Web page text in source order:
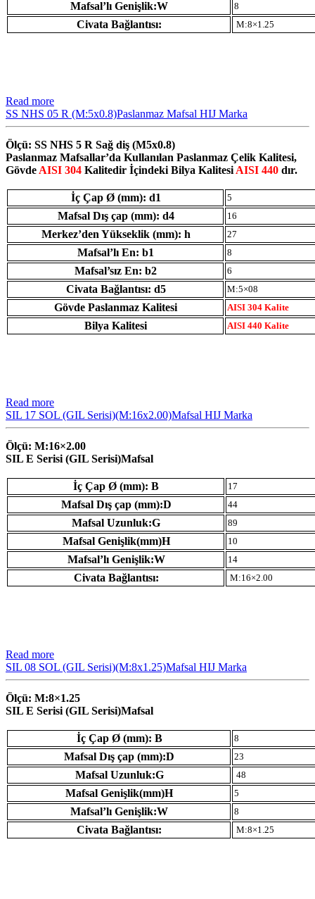
Mafsal’lı Genişlik:W 8
Civata Bağlantısı: M:8×1.25
Read more
SS NHS 05 R (M:5x0.8)Paslanmaz Mafsal HIJ Marka
Ölçü: SS NHS 5 R Sağ diş (M5x0.8)
Paslanmaz Mafsallar’da Kullanılan Paslanmaz Çelik Kalitesi,
Gövde AISI 304 Kalitedir İçindeki Bilya Kalitesi AISI 440 dır.
İç Çap Ø (mm): d1 5
Mafsal Dış çap (mm): d4 16
Merkez’den Yükseklik (mm): h 27
Mafsal’lı En: b1 8
Mafsal’sız En: b2 6
Civata Bağlantısı: d5 M:5×08
Gövde Paslanmaz Kalitesi AISI 304 Kalite
Bilya Kalitesi AISI 440 Kalite
Read more
SIL 17 SOL (GIL Serisi)(M:16x2.00)Mafsal HIJ Marka
Ölçü: M:16×2.00
SIL E Serisi (GIL Serisi)Mafsal
İç Çap Ø (mm): B 17
Mafsal Dış çap (mm):D 44
Mafsal Uzunluk:G 89
Mafsal Genişlik(mm)H 10
Mafsal’lı Genişlik:W 14
Civata Bağlantısı: M:16×2.00
Read more
SIL 08 SOL (GIL Serisi)(M:8x1.25)Mafsal HIJ Marka
Ölçü: M:8×1.25
SIL E Serisi (GIL Serisi)Mafsal
İç Çap Ø (mm): B 8
Mafsal Dış çap (mm):D 23
Mafsal Uzunluk:G 48
Mafsal Genişlik(mm)H 5
Mafsal’lı Genişlik:W 8
Civata Bağlantısı: M:8×1.25